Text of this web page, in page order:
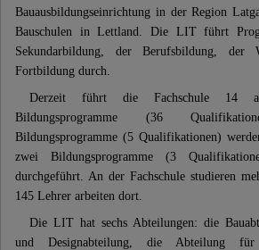
Bauausbildungseinrichtung in der Region
Bauschulen in Lettland. Die LIT führt
Sekundarbildung, der Berufsbildung, der
Fortbildung durch.
Derzeit führt die Fachschule 14
Bildungsprogramme (36
Bildungsprogramme (5 Qualifikationen)
zwei Bildungsprogramme (3
durchgeführt. An der Fachschule studieren
145 Lehrer arbeiten dort.
Die LIT hat sechs Abteilungen: die
und Designabteilung, die Abteilung